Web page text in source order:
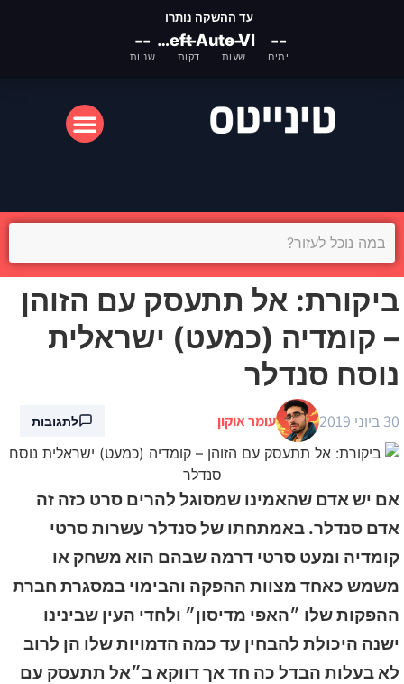
עד ההשקה נותרו
Grand Theft Auto VI --
ימים
--
שעות
--
דקות
--
שניות
ביקורת: אל תתעסק עם הזוהן
– קומדיה (כמעט) ישראלית
נוסח סנדלר
30 ביוני 2019 עומר אוקון לתגובות
אם יש אדם שהאמינו שמסוגל להרים סרט כזה זה
אדם סנדלר. באמתחתו של סנדלר עשרות סרטי
קומדיה ומעט סרטי דרמה שבהם הוא משחק או
משמש כאחד מצוות ההפקה והבימוי במסגרת חברת
ההפקות שלו ״האפי מדיסון״ ולחדי העין שבינינו
ישנה היכולת להבחין עד כמה הדמויות שלו הן לרוב
לא בעלות הבדל כה חד אך דווקא ב״אל תתעסק עם